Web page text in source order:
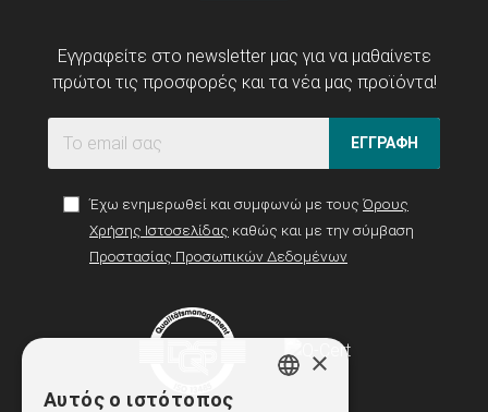
Εγγραφείτε στο newsletter μας για να μαθαίνετε
πρώτοι τις προσφορές και τα νέα μας προϊόντα!
ΕΓΓΡΑΦΗ
Έχω ενημερωθεί και συμφωνώ με τους Όρους
Χρήσης Ιστοσελίδας καθώς και με την σύμβαση
Προστασίας Προσωπικών Δεδομένων
×
Αυτός ο ιστότοπος